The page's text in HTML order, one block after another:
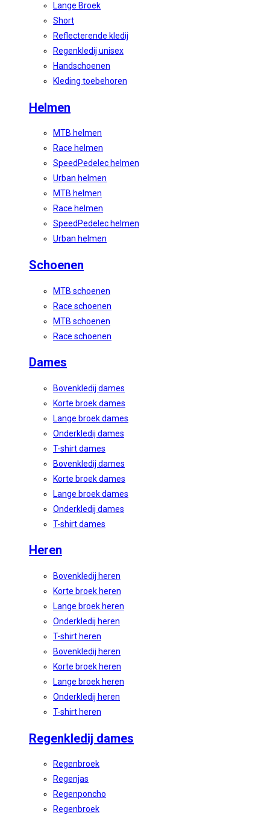
Lange Broek
Short
Reflecterende kledij
Regenkledij unisex
Handschoenen
Kleding toebehoren
Helmen
MTB helmen
Race helmen
SpeedPedelec helmen
Urban helmen
MTB helmen
Race helmen
SpeedPedelec helmen
Urban helmen
Schoenen
MTB schoenen
Race schoenen
MTB schoenen
Race schoenen
Dames
Bovenkledij dames
Korte broek dames
Lange broek dames
Onderkledij dames
T-shirt dames
Bovenkledij dames
Korte broek dames
Lange broek dames
Onderkledij dames
T-shirt dames
Heren
Bovenkledij heren
Korte broek heren
Lange broek heren
Onderkledij heren
T-shirt heren
Bovenkledij heren
Korte broek heren
Lange broek heren
Onderkledij heren
T-shirt heren
Regenkledij dames
Regenbroek
Regenjas
Regenponcho
Regenbroek